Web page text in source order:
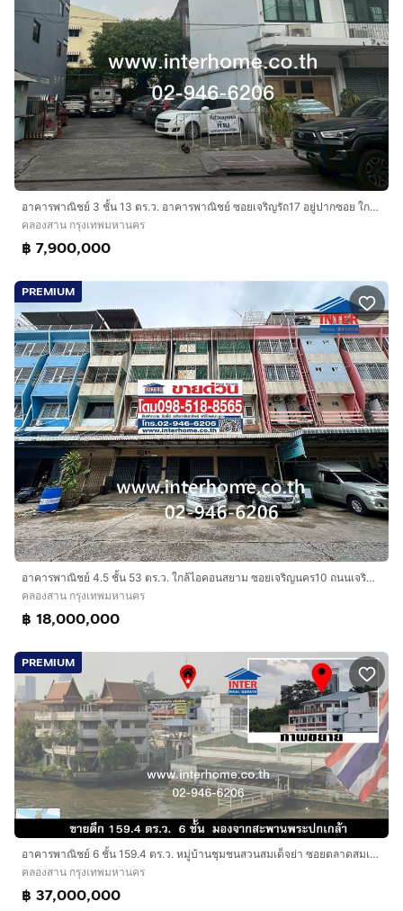
อาคารพาณิชย์ 3 ชั้น 13 ตร.ว. อาคารพาณิชย์ ซอยเจริญรัถ17 อยู่ปากซอย ใกล้ห้างไอคอนสยาม ถนนเจริญนคร ถนนเจริญรักษ์ เขตคลองสาน กรุงเทพมหานคร
คลองสาน กรุงเทพมหานคร
฿ 7,900,000
PREMIUM
อาคารพาณิชย์ 4.5 ชั้น 53 ตร.ว. ใกล้ไอคอนสยาม ซอยเจริญนคร10 ถนนเจริญนคร ถนนกรุงธนบุรี เขตคลองสาน กรุงเทพมหานคร
คลองสาน กรุงเทพมหานคร
฿ 18,000,000
PREMIUM
อาคารพาณิชย์ 6 ชั้น 159.4 ตร.ว. หมู่บ้านชุมชนสวนสมเด็จย่า ซอยตลาดสมเด็จเจ้าพระยา1 ใกล้ Icon Siam ถนนสมเด็จ เจ้าพระยา ถนนประชาธิปก เขตคลองสาน
คลองสาน กรุงเทพมหานคร
฿ 37,000,000